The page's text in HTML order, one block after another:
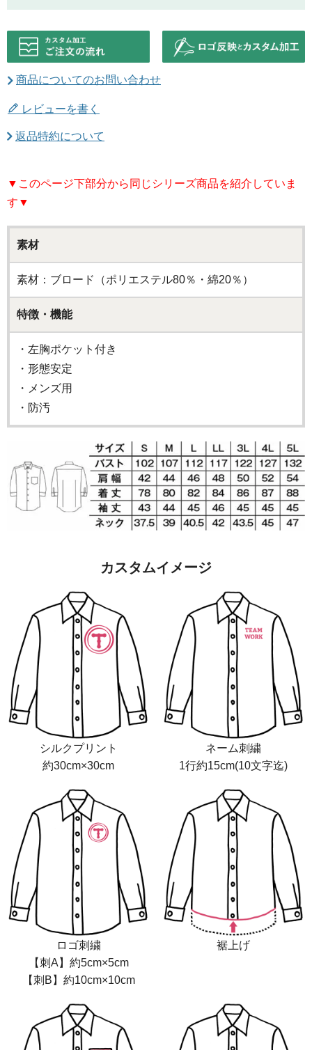
商品についてのお問い合わせ
レビューを書く
返品特約について
▼このページ下部分から同じシリーズ商品を紹介していま
す▼
素材
素材：ブロード（ポリエステル80％・綿20％）
特徴・機能
・左胸ポケット付き
・形態安定
・メンズ用
・防汚
カスタムイメージ
シルクプリント
約30cm×30cm
ネーム刺繍
1行約15cm(10文字迄)
ロゴ刺繍
【刺A】約5cm×5cm
【刺B】約10cm×10cm
裾上げ